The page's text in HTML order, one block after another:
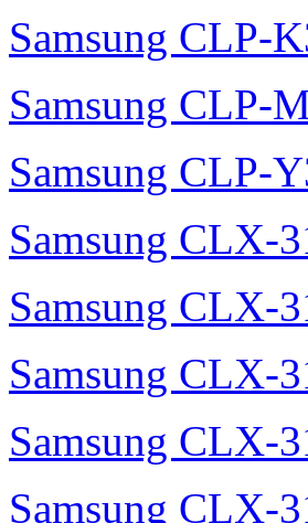
Samsung CLP-
Samsung CLP-
Samsung CLP-
Samsung CLX-
Samsung CLX-
Samsung CLX-
Samsung CLX-
Samsung CLX-